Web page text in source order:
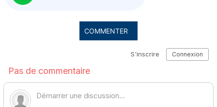
COMMENTER